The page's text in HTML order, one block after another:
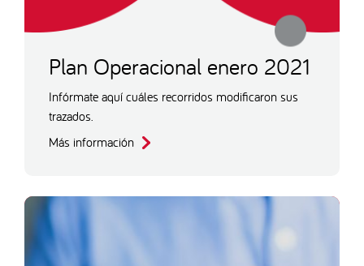
Plan Operacional enero 2021
Infórmate aquí cuáles recorridos modificaron sus
trazados.
Más información